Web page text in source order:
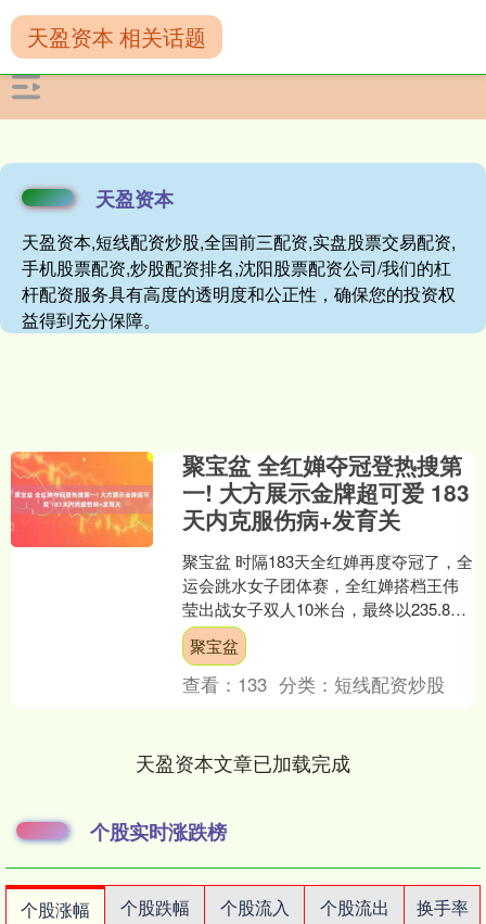
天盈资本
天盈资本,短线配资炒股,全国前三配资,实盘股票交易配资,
手机股票配资,炒股配资排名,沈阳股票配资公司/我们的杠
杆配资服务具有高度的透明度和公正性，确保您的投资权
益得到充分保障。
天盈资本 相关话题
聚宝盆 全红婵夺冠登热搜第
一! 大方展示金牌超可爱 183
天内克服伤病+发育关
聚宝盆 时隔183天全红婵再度夺冠了，全
运会跳水女子团体赛，全红婵搭档王伟
莹出战女子双人10米台，最终以235.86
分力压陈芋汐/掌敏洁的234.96分，帮助
广....
聚宝盆
查看： 133 分类： 短线配资炒股
天盈资本文章已加载完成
个股实时涨跌榜
个股涨幅 个股跌幅 个股流入 个股流出
换手率